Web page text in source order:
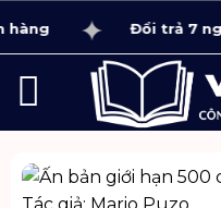
qua
Đổi trả 7